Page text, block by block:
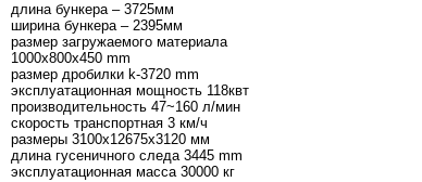
длина бункера – 3725мм
ширина бункера – 2395мм
размер загружаемого материала
1000x800x450 mm
размер дробилки k-3720 mm
эксплуатационная мощность 118квт
производительность 47~160 л/мин
скорость транспортная 3 км/ч
размеры 3100х12675х3120 мм
длина гусеничного следа 3445 mm
эксплуатационная масса 30000 кг